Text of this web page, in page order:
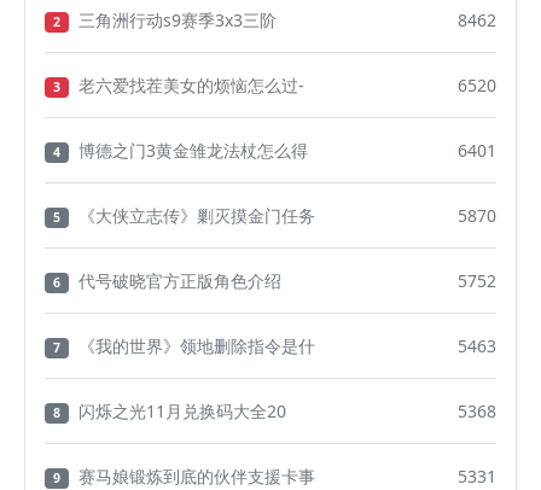
2 三角洲行动s9赛季3x3三阶 8462
3 老六爱找茬美女的烦恼怎么过- 6520
4 博德之门3黄金雏龙法杖怎么得 6401
5 《大侠立志传》剿灭摸金门任务 5870
6 代号破晓官方正版角色介绍 5752
7 《我的世界》领地删除指令是什 5463
8 闪烁之光11月兑换码大全20 5368
9 赛马娘锻炼到底的伙伴支援卡事 5331